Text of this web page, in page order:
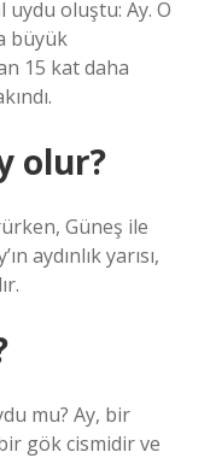
oluştu: Ay. O
büyük
15 kat daha
olur?
Güneş ile
aydınlık yarısı,
mu? Ay, bir
gök cismidir ve